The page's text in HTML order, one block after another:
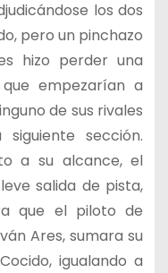
los dos
pero un pinchazo
hizo perder una
empezarían a
de sus rivales
sección.
a su alcance, el
salida de pista,
que el piloto de
Ares, sumara su
igualando a